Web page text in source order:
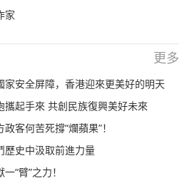
家
更多
家安全屏障，香港迎來更美好的明天
起手來 共創民族復興美好未來
客何苦死撐“爛蘋果”！
歷史中汲取前進力量
“臂”之力！